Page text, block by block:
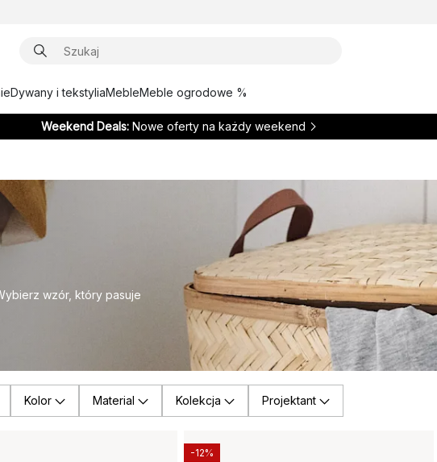
Dywany i tekstyliaMebleMeble ogrodowe %
Weekend Deals: Nowe oferty na każdy weekend
wzór, który pasuje
Kolor Material Kolekcja Projektant
-12%